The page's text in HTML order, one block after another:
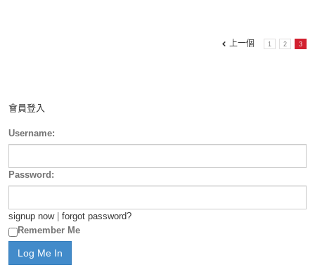
上一個 1 2 3
會員登入
Username:
Password:
signup now| forgot password?
Remember Me